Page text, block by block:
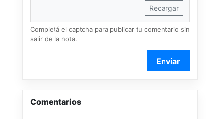
Recargar
Completá el captcha para publicar tu comentario sin
salir de la nota.
Enviar
Comentarios